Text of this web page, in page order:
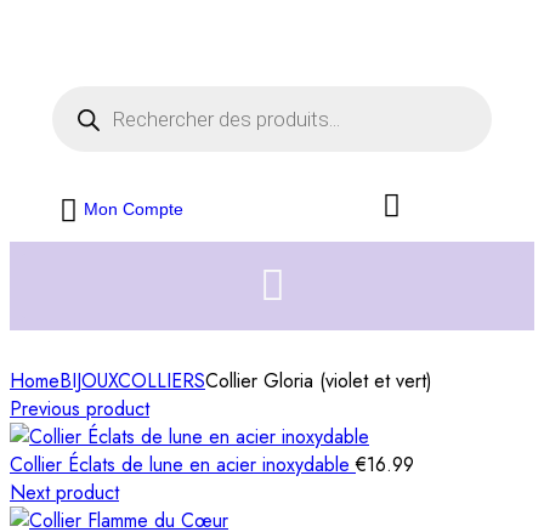
Mon Compte
HomeBIJOUXCOLLIERSCollier Gloria (violet et vert)
Previous product
Collier Éclats de lune en acier inoxydable€16.99
Next product